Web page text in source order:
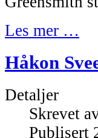
Les mer …
Håkon
Detaljer
Skrevet
Publisert